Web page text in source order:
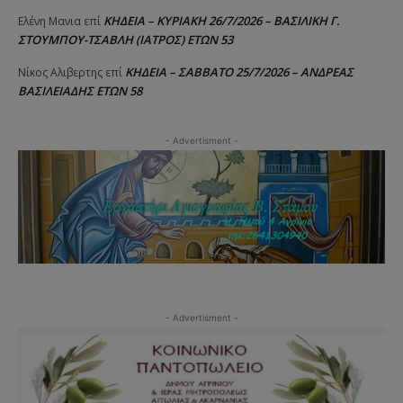
Ελένη Μανια επί ΚΗΔΕΙΑ – ΚΥΡΙΑΚΗ 26/7/2026 – ΒΑΣΙΛΙΚΗ Γ.
ΣΤΟΥΜΠΟΥ-ΤΣΑΒΛΗ (ΙΑΤΡΟΣ) ΕΤΩΝ 53
Νίκος Αλιβερτης επί ΚΗΔΕΙΑ – ΣΑΒΒΑΤΟ 25/7/2026 – ΑΝΔΡΕΑΣ
ΒΑΣΙΛΕΙΑΔΗΣ ΕΤΩΝ 58
- Advertisment -
- Advertisment -